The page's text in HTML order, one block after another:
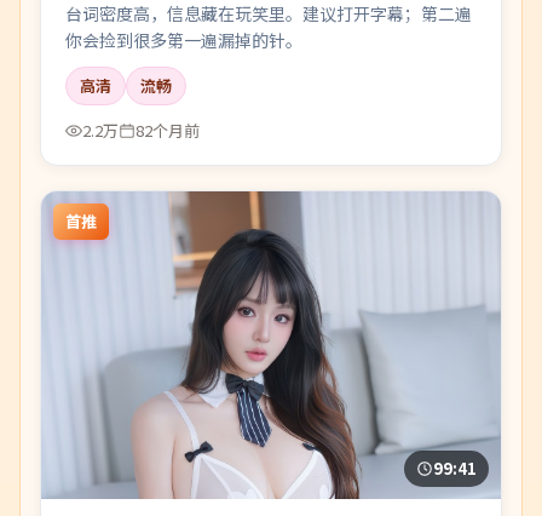
台词密度高，信息藏在玩笑里。建议打开字幕；第二遍
你会捡到很多第一遍漏掉的针。
高清
流畅
2.2万
82个月前
首推
99:41